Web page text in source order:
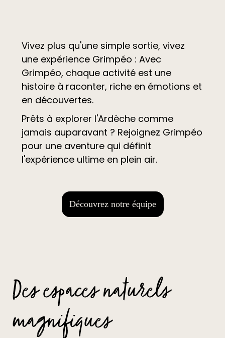
Vivez plus qu'une simple sortie, vivez
une expérience Grimpéo : Avec
Grimpéo, chaque activité est une
histoire à raconter, riche en émotions et
en découvertes.
Prêts à explorer l'Ardèche comme
jamais auparavant ? Rejoignez Grimpéo
pour une aventure qui définit
l'expérience ultime en plein air.
Découvrez notre équipe
Des espaces naturels
magnifiques